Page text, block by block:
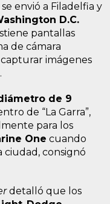
envió a Filadelfia y
D.C.
pantallas
de cámara
imágenes
de 9
de “La Garra”,
para los
One cuando
ciudad, consignó
detalló que los